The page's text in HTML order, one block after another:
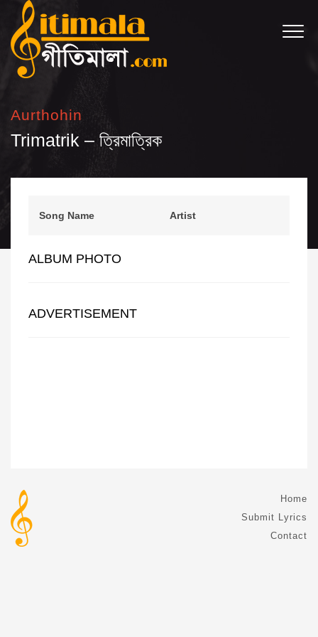
Aurthohin
Trimatrik – ত্রিমাত্রিক
Song Name Artist
ALBUM PHOTO
ADVERTISEMENT
Home
Submit Lyrics
Contact